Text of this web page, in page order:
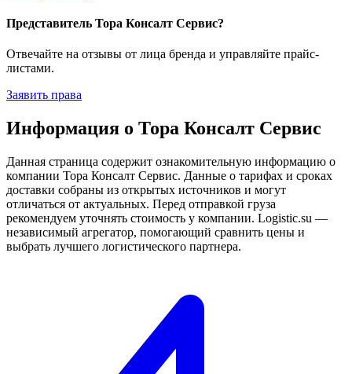
Представитель Тора Консалт Сервис?
Отвечайте на отзывы от лица бренда и управляйте прайс-
листами.
Заявить права
Информация о Тора Консалт Сервис
Данная страница содержит ознакомительную информацию о
компании Тора Консалт Сервис. Данные о тарифах и сроках
доставки собраны из открытых источников и могут
отличаться от актуальных. Перед отправкой груза
рекомендуем уточнять стоимость у компании. Logistic.su —
независимый агрегатор, помогающий сравнить цены и
выбрать лучшего логистического партнера.